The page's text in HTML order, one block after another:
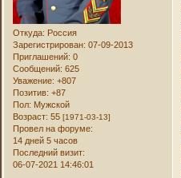
Откуда: Россия
Зарегистрирован: 07-09-2013
Приглашений: 0
Сообщений: 625
Уважение: +807
Позитив: +87
Пол: Мужской
Возраст: 55[1971-03-13]
Провел на форуме:
14 дней 5 часов
Последний визит:
06-07-2021 14:46:01